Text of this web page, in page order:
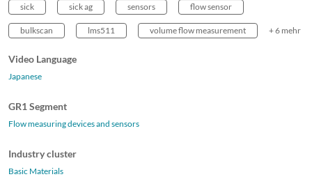
sick sick ag sensors flow sensor
bulkscan lms511 volume flow measurement + 6 mehr
Video Language
Japanese
GR1 Segment
Flow measuring devices and sensors
Industry cluster
Basic Materials